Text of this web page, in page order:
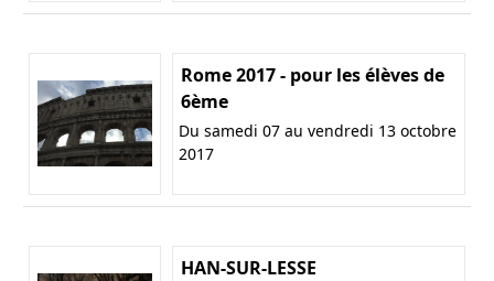
Rome 2017 - pour les élèves de
6ème
Du samedi 07 au vendredi 13 octobre
2017
HAN-SUR-LESSE